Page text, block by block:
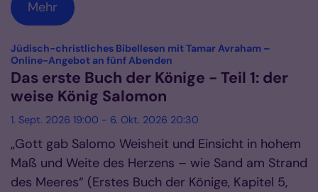
Mehr
Jüdisch-christliches Bibellesen mit Tamar Avraham –
Online-Angebot an fünf Abenden
Das erste Buch der Könige - Teil 1: der
weise König Salomon
1. Sept. 2026 19:00 - 6. Okt. 2026 20:30
„Gott gab Salomo Weisheit und Einsicht in hohem
Maß und Weite des Herzens – wie Sand am Strand
des Meeres“ (Erstes Buch der Könige, Kapitel 5,